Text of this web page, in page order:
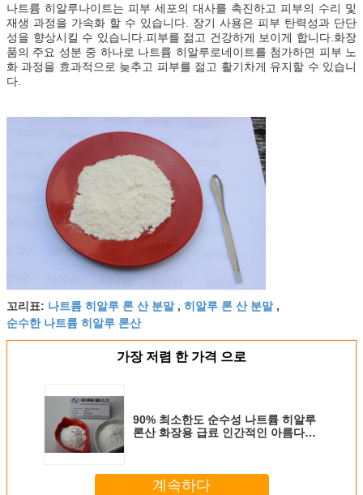
나트륨 히알루나이트는 피부 세포의 대사를 촉진하고 피부의 수리 및
재생 과정을 가속화 할 수 있습니다. 장기 사용은 피부 탄력성과 단단
성을 향상시킬 수 있습니다.피부를 젊고 건강하게 보이게 합니다.화장
품의 주요 성분 중 하나로 나트륨 히알루로네이트를 첨가하면 피부 노
화 과정을 효과적으로 늦추고 피부를 젊고 활기차게 유지할 수 있습니
다.
꼬리표: 나트륨 히알루 론 산 분말, 히알루 론 산 분말,
순수한 나트륨 히알루 론산
가장 저렴 한 가격 으로
90% 최소한도 순수성 나트륨 히알루
론산 화장용 급료 인간적인 아름다움
계속하다